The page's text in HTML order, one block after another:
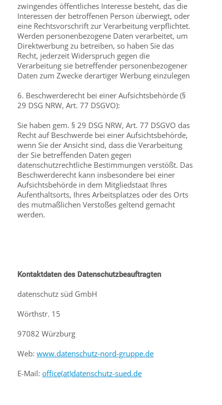
zwingendes öffentliches Interesse besteht, das die
Interessen der betroffenen Person überwiegt, oder
eine Rechtsvorschrift zur Verarbeitung verpflichtet.
Werden personenbezogene Daten verarbeitet, um
Direktwerbung zu betreiben, so haben Sie das
Recht, jederzeit Widerspruch gegen die
Verarbeitung sie betreffender personenbezogener
Daten zum Zwecke derartiger Werbung einzulegen
6. Beschwerderecht bei einer Aufsichtsbehörde (§
29 DSG NRW, Art. 77 DSGVO):
Sie haben gem. § 29 DSG NRW, Art. 77 DSGVO das
Recht auf Beschwerde bei einer Aufsichtsbehörde,
wenn Sie der Ansicht sind, dass die Verarbeitung
der Sie betreffenden Daten gegen
datenschutzrechtliche Bestimmungen verstößt. Das
Beschwerderecht kann insbesondere bei einer
Aufsichtsbehörde in dem Mitgliedstaat Ihres
Aufenthaltsorts, Ihres Arbeitsplatzes oder des Orts
des mutmaßlichen Verstoßes geltend gemacht
werden.
Kontaktdaten des Datenschutzbeauftragten
datenschutz süd GmbH
Wörthstr. 15
97082 Würzburg
Web: www.datenschutz-nord-gruppe.de
E-Mail: office(at)datenschutz-sued.de